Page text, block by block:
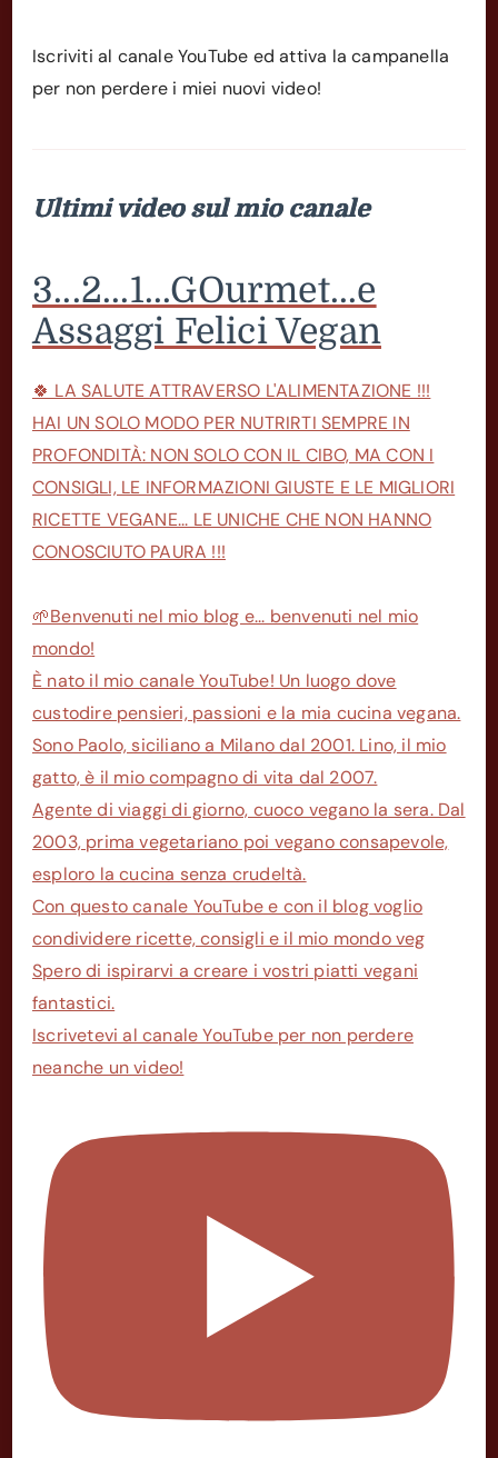
Iscriviti al canale YouTube ed attiva la campanella
per non perdere i miei nuovi video!
Ultimi video sul mio canale
3...2...1...GOurmet...e
Assaggi Felici Vegan
🍀 LA SALUTE ATTRAVERSO L'ALIMENTAZIONE !!!
HAI UN SOLO MODO PER NUTRIRTI SEMPRE IN
PROFONDITÀ: NON SOLO CON IL CIBO, MA CON I
CONSIGLI, LE INFORMAZIONI GIUSTE E LE MIGLIORI
RICETTE VEGANE... LE UNICHE CHE NON HANNO
CONOSCIUTO PAURA !!!
🌱Benvenuti nel mio blog e... benvenuti nel mio
mondo!
È nato il mio canale YouTube! Un luogo dove
custodire pensieri, passioni e la mia cucina vegana.
Sono Paolo, siciliano a Milano dal 2001. Lino, il mio
gatto, è il mio compagno di vita dal 2007.
Agente di viaggi di giorno, cuoco vegano la sera. Dal
2003, prima vegetariano poi vegano consapevole,
esploro la cucina senza crudeltà.
Con questo canale YouTube e con il blog voglio
condividere ricette, consigli e il mio mondo veg
Spero di ispirarvi a creare i vostri piatti vegani
fantastici.
Iscrivetevi al canale YouTube per non perdere
neanche un video!